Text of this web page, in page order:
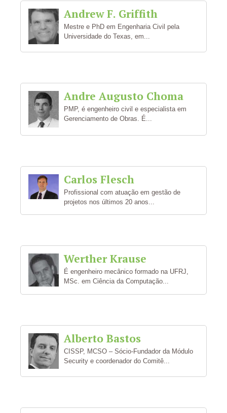
Andrew F. Griffith
Mestre e PhD em Engenharia Civil pela
Universidade do Texas, em...
Andre Augusto Choma
PMP, é engenheiro civil e especialista em
Gerenciamento de Obras. É...
Carlos Flesch
Profissional com atuação em gestão de
projetos nos últimos 20 anos...
Werther Krause
É engenheiro mecânico formado na UFRJ,
MSc. em Ciência da Computação...
Alberto Bastos
CISSP, MCSO – Sócio-Fundador da Módulo
Security e coordenador do Comitê...